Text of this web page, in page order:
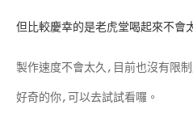
但比較慶幸的是老虎堂喝起來不會
製作速度不會太久,目前也沒有限
好奇的你,可以去試試看囉。